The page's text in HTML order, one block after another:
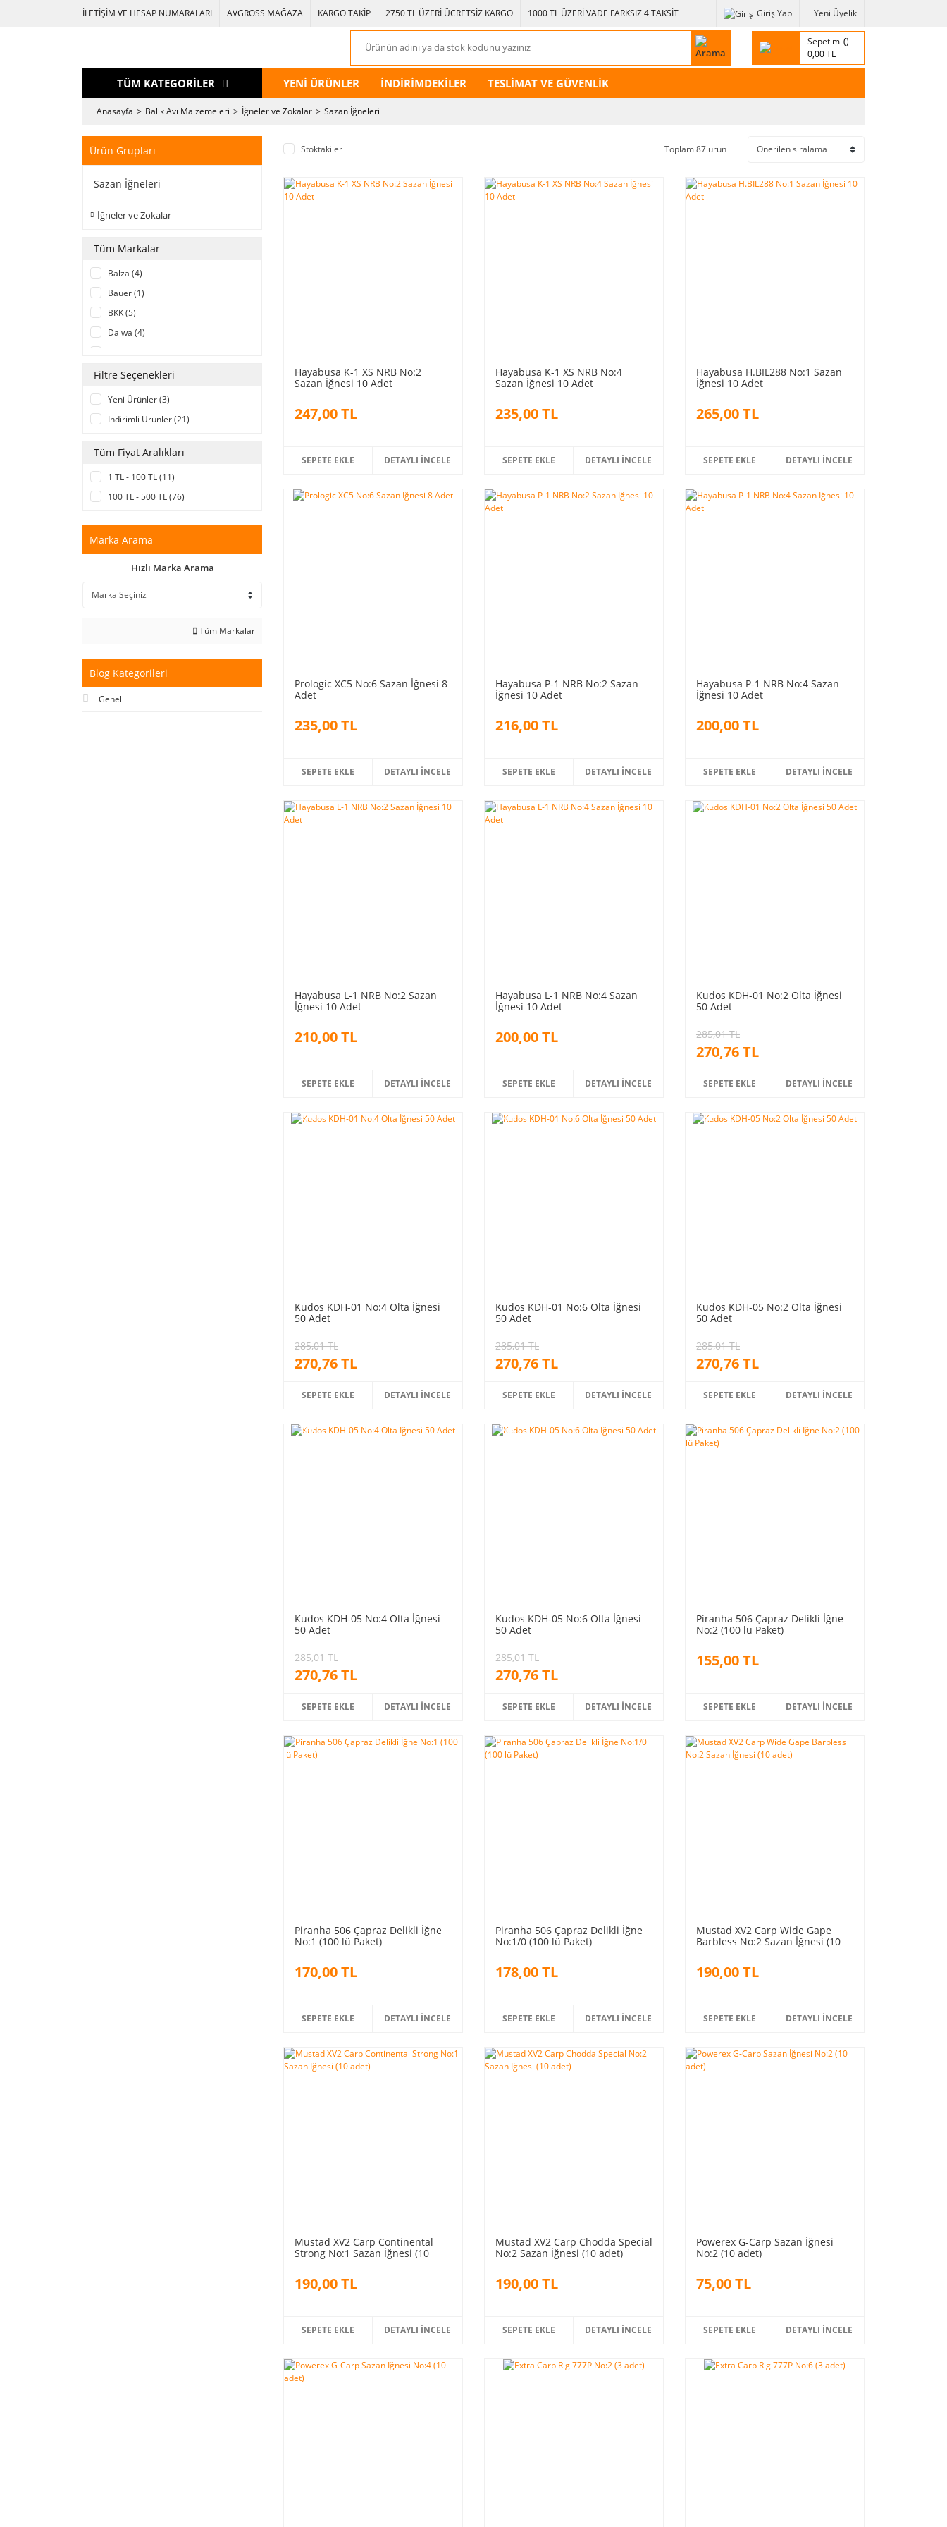
İLETİŞİM VE HESAP NUMARALARI AVGROSS MAĞAZA KARGO TAKİP 2750 TL ÜZERİ ÜCRETSİZ KARGO 1000 TL ÜZERİ VADE FARKSIZ 4 TAKSİT Giriş Yap Yeni Üyelik
Sepetim
0,00 TL
TÜM KATEGORİLER YENİ ÜRÜNLER İNDİRİMDEKİLER TESLİMAT VE GÜVENLİK
Anasayfa Balık Avı Malzemeleri İğneler ve Zokalar Sazan İğneleri
Ürün Grupları
Sazan İğneleri
İğneler ve Zokalar
Tüm Markalar
Balza (4)
Bauer (1)
BKK (5)
Daiwa (4)
Fox (6)
Kudos (10)
Filtre Seçenekleri
Yeni Ürünler (3)
İndirimli Ürünler (21)
Tüm Fiyat Aralıkları
1 TL - 100 TL (11)
100 TL - 500 TL (76)
Marka Arama
Hızlı Marka Arama
Tüm Markalar
Blog Kategorileri
Genel
Stoktakiler Toplam 87 ürün
Hayabusa K-1 XS NRB No:2
Sazan İğnesi 10 Adet
247,00 TL
SEPETE EKLE DETAYLI İNCELE
Hayabusa K-1 XS NRB No:4
Sazan İğnesi 10 Adet
235,00 TL
SEPETE EKLE DETAYLI İNCELE
Hayabusa H.BIL288 No:1 Sazan
İğnesi 10 Adet
265,00 TL
SEPETE EKLE DETAYLI İNCELE
Prologic XC5 No:6 Sazan İğnesi 8
Adet
235,00 TL
SEPETE EKLE DETAYLI İNCELE
Hayabusa P-1 NRB No:2 Sazan
İğnesi 10 Adet
216,00 TL
SEPETE EKLE DETAYLI İNCELE
Hayabusa P-1 NRB No:4 Sazan
İğnesi 10 Adet
200,00 TL
SEPETE EKLE DETAYLI İNCELE
Hayabusa L-1 NRB No:2 Sazan
İğnesi 10 Adet
210,00 TL
SEPETE EKLE DETAYLI İNCELE
Hayabusa L-1 NRB No:4 Sazan
İğnesi 10 Adet
200,00 TL
SEPETE EKLE DETAYLI İNCELE
%5
indirim
Kudos KDH-01 No:2 Olta İğnesi
50 Adet
270,76 TL
285,01 TL
SEPETE EKLE DETAYLI İNCELE
%5
indirim
Kudos KDH-01 No:4 Olta İğnesi
50 Adet
270,76 TL
285,01 TL
SEPETE EKLE DETAYLI İNCELE
%5
indirim
Kudos KDH-01 No:6 Olta İğnesi
50 Adet
270,76 TL
285,01 TL
SEPETE EKLE DETAYLI İNCELE
%5
indirim
Kudos KDH-05 No:2 Olta İğnesi
50 Adet
270,76 TL
285,01 TL
SEPETE EKLE DETAYLI İNCELE
%5
indirim
Kudos KDH-05 No:4 Olta İğnesi
50 Adet
270,76 TL
285,01 TL
SEPETE EKLE DETAYLI İNCELE
%5
indirim
Kudos KDH-05 No:6 Olta İğnesi
50 Adet
270,76 TL
285,01 TL
SEPETE EKLE DETAYLI İNCELE
Piranha 506 Çapraz Delikli İğne
No:2 (100 lü Paket)
155,00 TL
SEPETE EKLE DETAYLI İNCELE
Piranha 506 Çapraz Delikli İğne
No:1 (100 lü Paket)
170,00 TL
SEPETE EKLE DETAYLI İNCELE
Piranha 506 Çapraz Delikli İğne
No:1/0 (100 lü Paket)
178,00 TL
SEPETE EKLE DETAYLI İNCELE
Mustad XV2 Carp Wide Gape
Barbless No:2 Sazan İğnesi (10
190,00 TL
SEPETE EKLE DETAYLI İNCELE
Mustad XV2 Carp Continental
Strong No:1 Sazan İğnesi (10
190,00 TL
SEPETE EKLE DETAYLI İNCELE
Mustad XV2 Carp Chodda Special
No:2 Sazan İğnesi (10 adet)
190,00 TL
SEPETE EKLE DETAYLI İNCELE
Powerex G-Carp Sazan İğnesi
No:2 (10 adet)
75,00 TL
SEPETE EKLE DETAYLI İNCELE